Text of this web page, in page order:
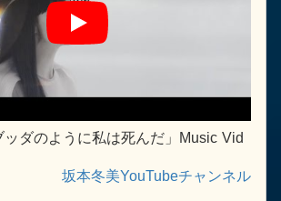
ダのように私は死んだ」Music Vid
坂本冬美YouTubeチャンネル